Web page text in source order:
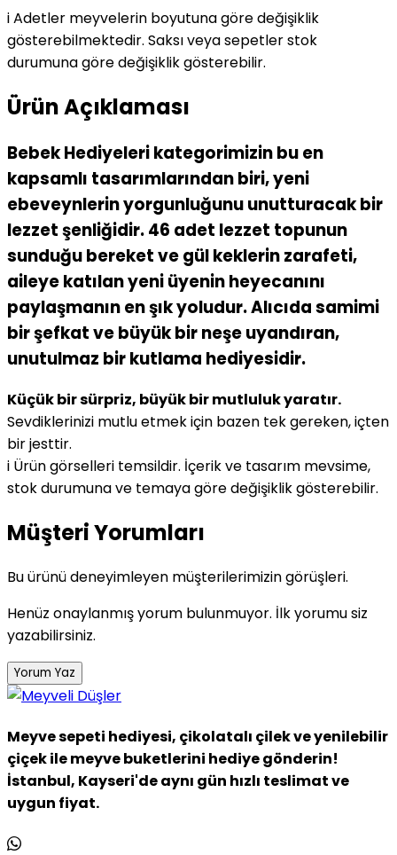
iAdetler meyvelerin boyutuna göre değişiklik
gösterebilmektedir. Saksı veya sepetler stok
durumuna göre değişiklik gösterebilir.
Ürün Açıklaması
Bebek Hediyeleri kategorimizin bu en
kapsamlı tasarımlarından biri, yeni
ebeveynlerin yorgunluğunu unutturacak bir
lezzet şenliğidir. 46 adet lezzet topunun
sunduğu bereket ve gül keklerin zarafeti,
aileye katılan yeni üyenin heyecanını
paylaşmanın en şık yoludur. Alıcıda samimi
bir şefkat ve büyük bir neşe uyandıran,
unutulmaz bir kutlama hediyesidir.
Küçük bir sürpriz, büyük bir mutluluk yaratır.
Sevdiklerinizi mutlu etmek için bazen tek gereken, içten
bir jesttir.
i Ürün görselleri temsildir. İçerik ve tasarım mevsime,
stok durumuna ve temaya göre değişiklik gösterebilir.
Müşteri Yorumları
Bu ürünü deneyimleyen müşterilerimizin görüşleri.
Henüz onaylanmış yorum bulunmuyor. İlk yorumu siz
yazabilirsiniz.
Yorum Yaz
Meyve sepeti hediyesi, çikolatalı çilek ve yenilebilir
çiçek ile meyve buketlerini hediye gönderin!
İstanbul, Kayseri'de aynı gün hızlı teslimat ve
uygun fiyat.